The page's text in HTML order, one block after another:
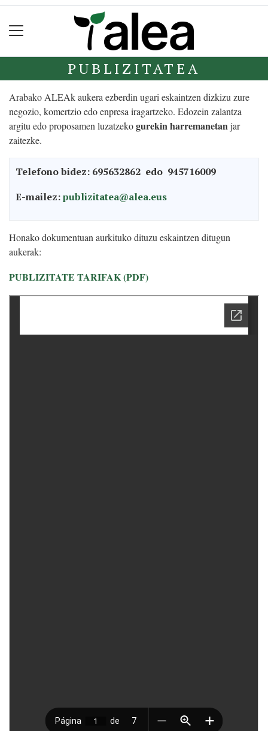
PUBLIZITATEA
Arabako ALEAk aukera ezberdin ugari eskaintzen dizkizu zure
negozio, komertzio edo enpresa iragartzeko. Edozein zalantza
argitu edo proposamen luzatzekogurekin harremanetanjar
zaitezke.
Telefono bidez: 695632862 edo 945716009
E-mailez:publizitatea@alea.eus
Honako dokumentuan aurkituko dituzu eskaintzen ditugun
aukerak:
PUBLIZITATE TARIFAK (PDF)